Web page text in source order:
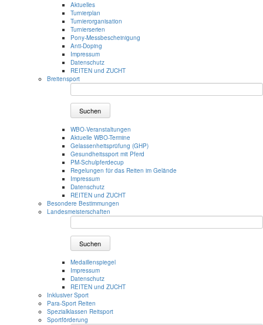
Aktuelles
Turnierplan
Turnierorganisation
Turnierserien
Pony-Messbescheinigung
Anti-Doping
Impressum
Datenschutz
REITEN und ZUCHT
Breitensport
Suchen
WBO-Veranstaltungen
Aktuelle WBO-Termine
Gelassenheitsprüfung (GHP)
Gesundheitssport mit Pferd
PM-Schulpferdecup
Regelungen für das Reiten im Gelände
Impressum
Datenschutz
REITEN und ZUCHT
Besondere Bestimmungen
Landesmeisterschaften
Suchen
Medaillenspiegel
Impressum
Datenschutz
REITEN und ZUCHT
Inklusiver Sport
Para-Sport Reiten
Spezialklassen Reitsport
Sportförderung